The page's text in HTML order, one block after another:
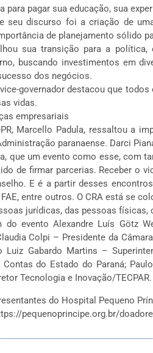
para pagar sua educação, sua
seu discurso foi a criação de
de planejamento sólido
sua transição para a
buscando investimentos em
dos negócios.
governador destacou que
vidas.
empresariais
Marcello Padula, ressaltou a
paranaense. Darci
que um evento como esse, com
de firmar parcerias. Receber o
E é a partir desses
entre outros. O CRA está se
jurídicas, das pessoas
do evento Alexandre Luís Götz
Colpi – Presidente da
Luiz Gabardo Martins –
do Estado do Paraná;
Tecnologia e Inovação/TECPAR.
do Hospital Pequeno
pequenoprincipe.org.br/